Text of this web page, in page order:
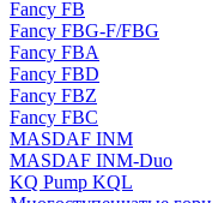
Fancy FB
Fancy FBG-F/FBG
Fancy FBA
Fancy FBD
Fancy FBZ
Fancy FBC
MASDAF INM
MASDAF INM-Duo
KQ Pump KQL